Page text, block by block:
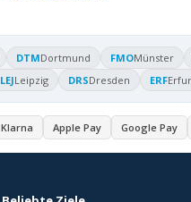
DTMDortmund FMOMünster
LEJLeipzig DRSDresden ERF
Klarna Apple Pay Google Pay